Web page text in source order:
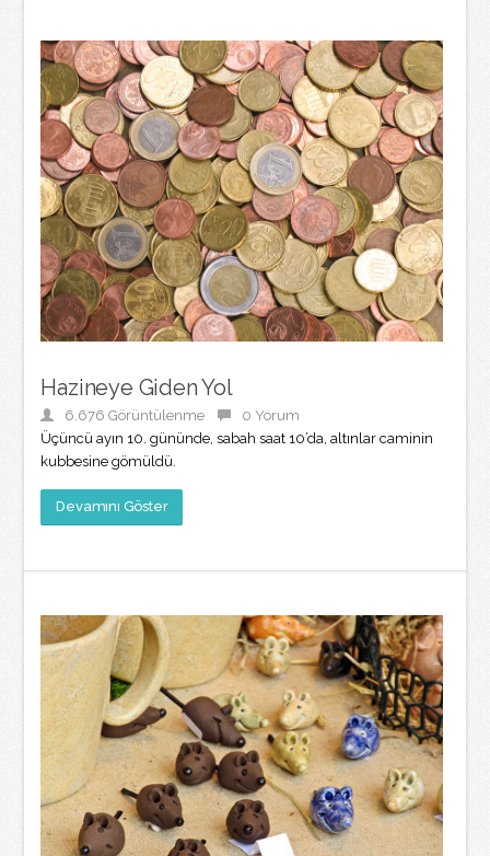
Hazineye Giden Yol
6.676 Görüntülenme
0 Yorum
Üçüncü ayın 10. gününde, sabah saat 10’da, altınlar caminin
kubbesine gömüldü.
Devamını Göster